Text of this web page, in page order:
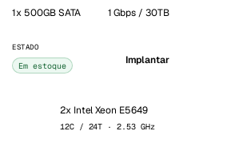
1x 500GB SATA 1 Gbps / 30TB
ESTADO
Em estoque Implantar
2x Intel Xeon E5649
12C / 24T · 2.53 GHz